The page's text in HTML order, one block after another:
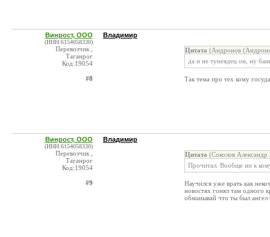
Винрост, ООО
(ИНН:6154058330)
Перевозчик ,
Таганрог
Код:19054
#8
Владимир
Цитата (Андронов
да и не тунеядец он, ну
Так тема про тех кому
Винрост, ООО
(ИНН:6154058330)
Перевозчик ,
Таганрог
Код:19054
#9
Владимир
Цитата (Соколов
Прочитал. Вообще ни к
Научился уже врать как
новостях гонял там одного
обманывай что ты был